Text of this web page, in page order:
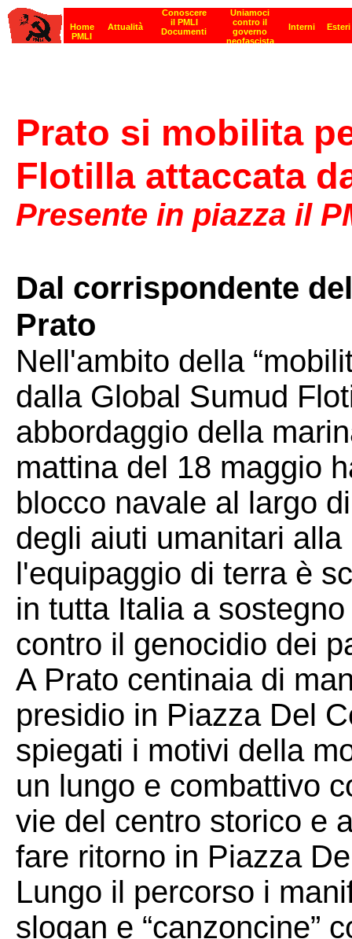
Prato si mobilita
Flotilla attaccata
Presente in piazza il
Dal corrispondente
Prato
Nell'ambito della
dalla Global Sumud
abbordaggio della
mattina del 18 maggio
blocco navale al largo
degli aiuti umanitari
l'equipaggio di terra è
in tutta Italia a
contro il genocidio dei
A Prato centinaia di
presidio in Piazza Del
spiegati i motivi della
un lungo e combattivo
vie del centro storico e
fare ritorno in Piazza
Lungo il percorso i
slogan e “canzoncine”